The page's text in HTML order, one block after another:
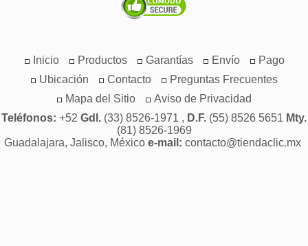
Inicio Productos Garantías Envío
Pago
Ubicación
Contacto
Preguntas Frecuentes
Mapa del Sitio
Aviso de Privacidad
Teléfonos: +52 Gdl. (33) 8526-1971 , D.F. (55) 8526 5651 Mty.
(81) 8526-1969
Guadalajara, Jalisco, México e-mail: contacto@tiendaclic.mx